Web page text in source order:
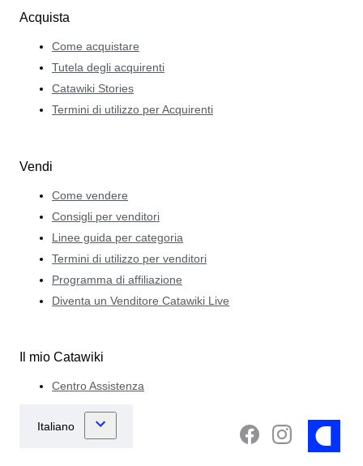
Acquista
Come acquistare
Tutela degli acquirenti
Catawiki Stories
Termini di utilizzo per Acquirenti
Vendi
Come vendere
Consigli per venditori
Linee guida per categoria
Termini di utilizzo per venditori
Programma di affiliazione
Diventa un Venditore Catawiki Live
Il mio Catawiki
Centro Assistenza